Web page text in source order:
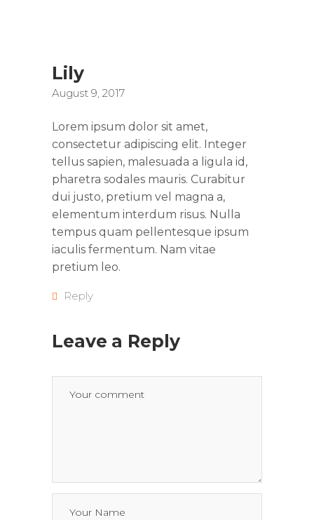
Lily
August 9, 2017
Lorem ipsum dolor sit amet,
consectetur adipiscing elit. Integer
tellus sapien, malesuada a ligula id,
pharetra sodales mauris. Curabitur
dui justo, pretium vel magna a,
elementum interdum risus. Nulla
tempus quam pellentesque ipsum
iaculis fermentum. Nam vitae
pretium leo.
Reply
Leave a Reply